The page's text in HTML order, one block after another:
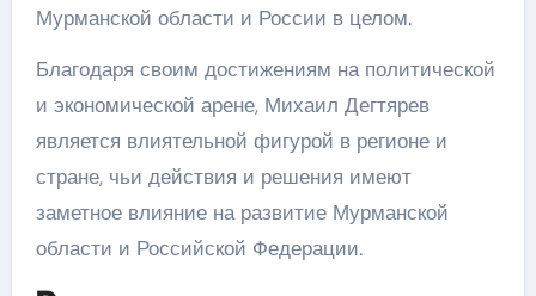
Мурманской области и России в целом.
Благодаря своим достижениям на политической
и экономической арене, Михаил Дегтярев
является влиятельной фигурой в регионе и
стране, чьи действия и решения имеют
заметное влияние на развитие Мурманской
области и Российской Федерации.